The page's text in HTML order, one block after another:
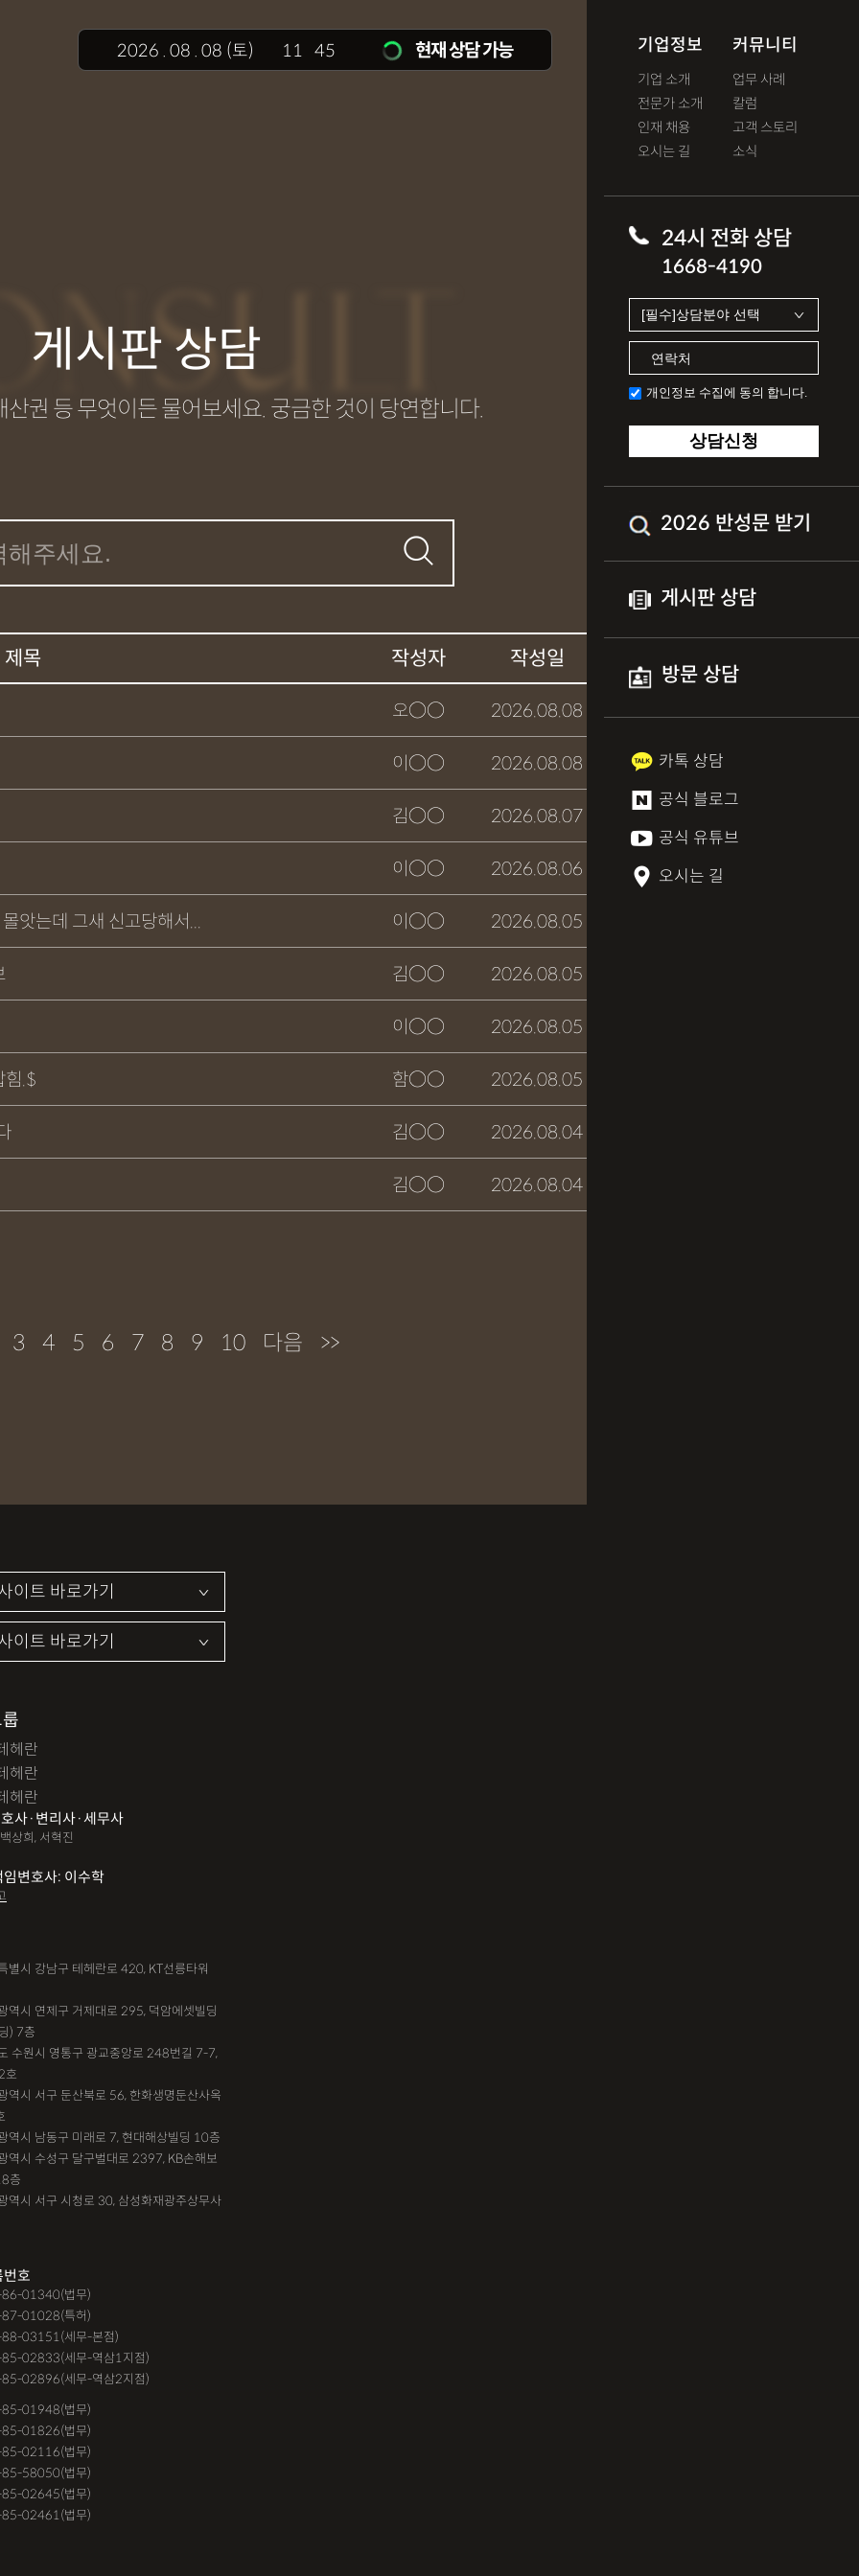
2026 . 08 . 08 (토) 11 45 현재 상담 가능 기업정보
기업 소개
전문가 소개
인재 채용
오시는 길
커뮤니티
업무 사례
칼럼
고객 스토리
소식
24시 전화 상담
1668-4190
개인정보 수집에 동의 합니다.
상담신청
2026 반성문 받기
게시판 상담
방문 상담
카톡 상담
공식 블로그
공식 유튜브
오시는 길
게시판 상담
산권 등 무엇이든 물어보세요. 궁금한 것이 당연합니다.
제목 작성자 작성일 상담여부
오○○ 2026.08.08
이○○ 2026.08.08 접수완료
김○○ 2026.08.07 접수완료
이○○ 2026.08.06 접수완료
앗는데 그새 신고당해서... 이○○ 2026.08.05
김○○ 2026.08.05
이○○ 2026.08.05
힘.$ 함○○ 2026.08.05
김○○ 2026.08.04
김○○ 2026.08.04
3 4 5 6 7 8 9 10 다음 >>
헤란
헤란
헤란
사·변리사·세무사
상희, 서혁진
임변호사: 이수학
별시 강남구 테헤란로 420, KT선릉타워
역시 연제구 거제대로 295, 덕암에셋빌딩
) 7층
수원시 영통구 광교중앙로 248번길 7-7,
호
역시 서구 둔산북로 56, 한화생명둔산사옥
역시 남동구 미래로 7, 현대해상빌딩 10층
역시 수성구 달구벌대로 2397, KB손해보
층
역시 서구 시청로 30, 삼성화재광주상무사
번호
86-01340(법무)
01028(특허)
03151(세무-본점)
02833(세무-역삼1지점)
02896(세무-역삼2지점)
85-01948(법무)
85-01826(법무)
85-02116(법무)
85-58050(법무)
85-02645(법무)
85-02461(법무)